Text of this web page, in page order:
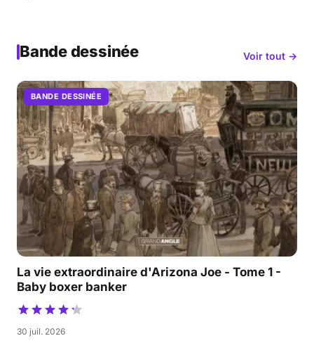
Bande dessinée Voir tout →
BANDE DESSINÉE
La vie extraordinaire d'Arizona Joe - Tome 1 -
Baby boxer banker
30 juil. 2026